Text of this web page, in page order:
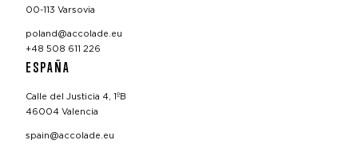
00-113 Varsovia
poland@accolade.eu
+48 508 611 226
ESPAÑA
Calle del Justicia 4, 1ºB
46004 Valencia
spain@accolade.eu